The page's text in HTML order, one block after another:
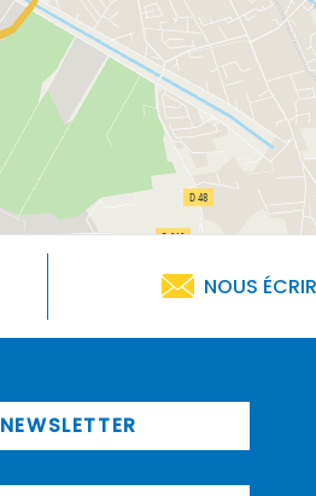
NOUS
NEWSLETTER